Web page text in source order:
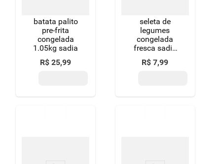
batata palito
pre-frita
congelada
1.05kg sadia
R$ 25,99
seleta de
legumes
congelada
fresca sadia
veg&tal pacote
300g
R$ 7,99